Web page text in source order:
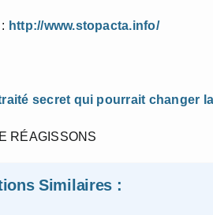
http://www.stopacta.info/
secret qui pourrait changer
RÉAGISSONS
Similaires :